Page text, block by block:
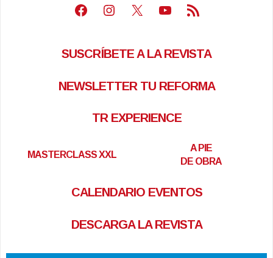
Facebook
Instagram
X Youtube
Feed RSS
SUSCRÍBETE A LA REVISTA
NEWSLETTER TU REFORMA
TR EXPERIENCE
MASTERCLASS XXL
A PIE
DE OBRA
CALENDARIO EVENTOS
DESCARGA LA REVISTA